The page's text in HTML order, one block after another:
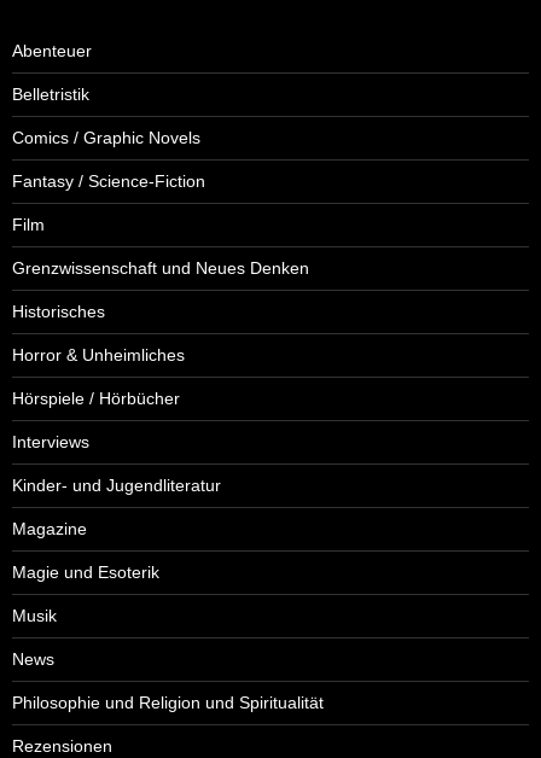
Abenteuer
Belletristik
Comics / Graphic Novels
Fantasy / Science-Fiction
Film
Grenzwissenschaft und Neues Denken
Historisches
Horror & Unheimliches
Hörspiele / Hörbücher
Interviews
Kinder- und Jugendliteratur
Magazine
Magie und Esoterik
Musik
News
Philosophie und Religion und Spiritualität
Rezensionen